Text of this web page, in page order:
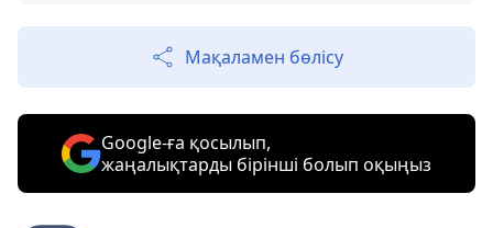
Мақаламен бөлісу
Google-ға қосылып,
жаңалықтарды бірінші болып оқыңыз